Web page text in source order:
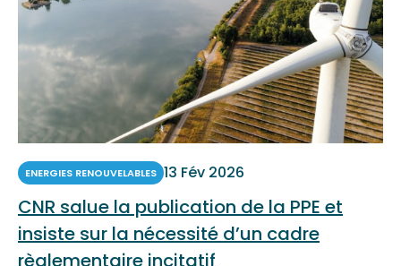
ENERGIES RENOUVELABLES 13 Fév 2026
CNR salue la publication de la PPE et
insiste sur la nécessité d’un cadre
règlementaire incitatif